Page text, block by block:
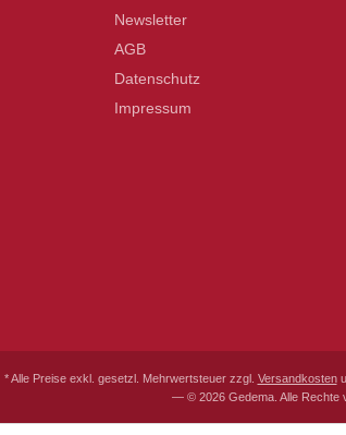
Newsletter
AGB
Datenschutz
Impressum
* Alle Preise exkl. gesetzl. Mehrwertsteuer zzgl. Versandkosten
— © 2026 Gedema. Alle Rechte